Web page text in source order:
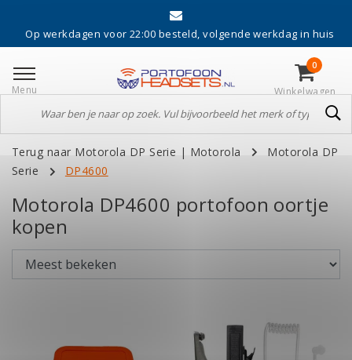
werkdagen voor 22:00 besteld, volgende werkdag in huis
Menu
0
Winkelwagen
Terug naar Motorola DP Serie | Motorola
Motorola DP
Serie
DP4600
Motorola DP4600 portofoon oortje
kopen